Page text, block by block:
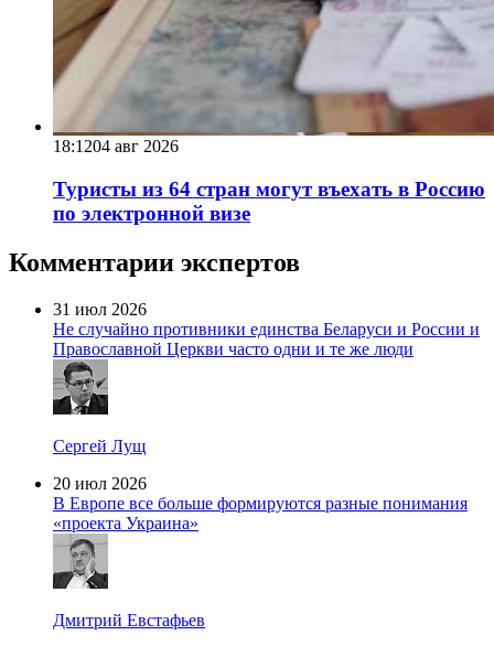
18:1204 авг 2026
Туристы из 64 стран могут въехать в Россию
по электронной визе
Комментарии экспертов
31 июл 2026
Не случайно противники единства Беларуси и России и
Православной Церкви часто одни и те же люди
Сергей Лущ
20 июл 2026
В Европе все больше формируются разные понимания
«проекта Украина»
Дмитрий Евстафьев